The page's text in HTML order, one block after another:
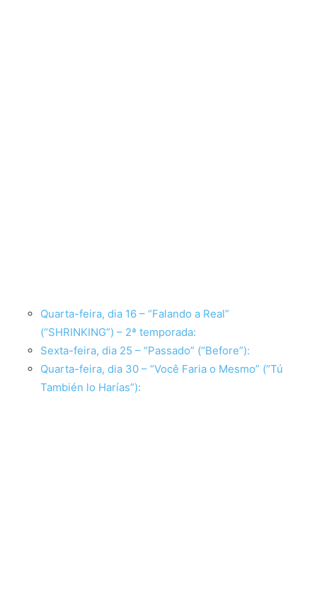
Quarta-feira, dia 16 – “Falando a Real”
(“SHRINKING”) – 2ª temporada:
Sexta-feira, dia 25 – “Passado” (“Before”):
Quarta-feira, dia 30 – “Você Faria o Mesmo” (“Tú
También lo Harías”):